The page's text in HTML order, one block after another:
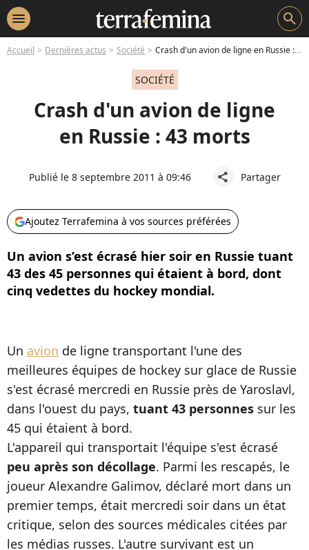
menu search
Accueil Dernières actus Société Crash d'un avion de ligne en Russie : 43 morts
SOCIÉTÉ
Crash d'un avion de ligne
en Russie : 43 morts
Publié le 8 septembre 2011 à 09:46 share Partager
Ajoutez Terrafemina à vos sources préférées
Un avion s’est écrasé hier soir en Russie tuant
43 des 45 personnes qui étaient à bord, dont
cinq vedettes du hockey mondial.
Un avion de ligne transportant l'une des
meilleures équipes de hockey sur glace de Russie
s'est écrasé mercredi en Russie près de Yaroslavl,
dans l'ouest du pays, tuant 43 personnes sur les
45 qui étaient à bord.
L'appareil qui transportait l'équipe s'est écrasé
peu après son décollage. Parmi les rescapés, le
joueur Alexandre Galimov, déclaré mort dans un
premier temps, était mercredi soir dans un état
critique, selon des sources médicales citées par
les médias russes. L'autre survivant est un